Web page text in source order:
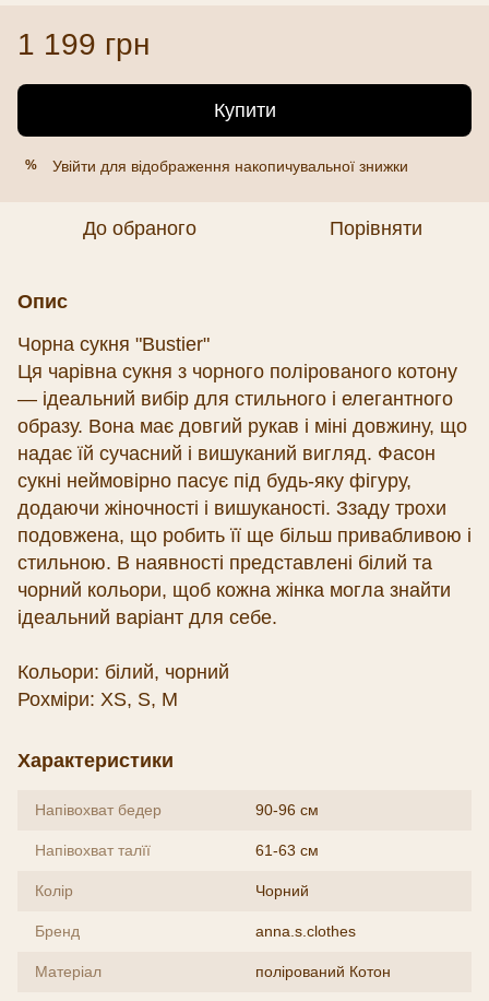
1 199 грн
Купити
% Увійти для відображення накопичувальної знижки
До обраного Порівняти
Опис
Чорна сукня "Bustier"
Ця чарівна сукня з чорного полірованого котону
— ідеальний вибір для стильного і елегантного
образу. Вона має довгий рукав і міні довжину, що
надає їй сучасний і вишуканий вигляд. Фасон
сукні неймовірно пасує під будь-яку фігуру,
додаючи жіночності і вишуканості. Ззаду трохи
подовжена, що робить її ще більш привабливою і
стильною. В наявності представлені білий та
чорний кольори, щоб кожна жінка могла знайти
ідеальний варіант для себе.
Кольори: білий, чорний
Рохміри: XS, S, M
Характеристики
Напівохват бедер 90-96 см
Напівохват талїї 61-63 см
Колір Чорний
Бренд anna.s.clothes
Матеріал полірований Котон